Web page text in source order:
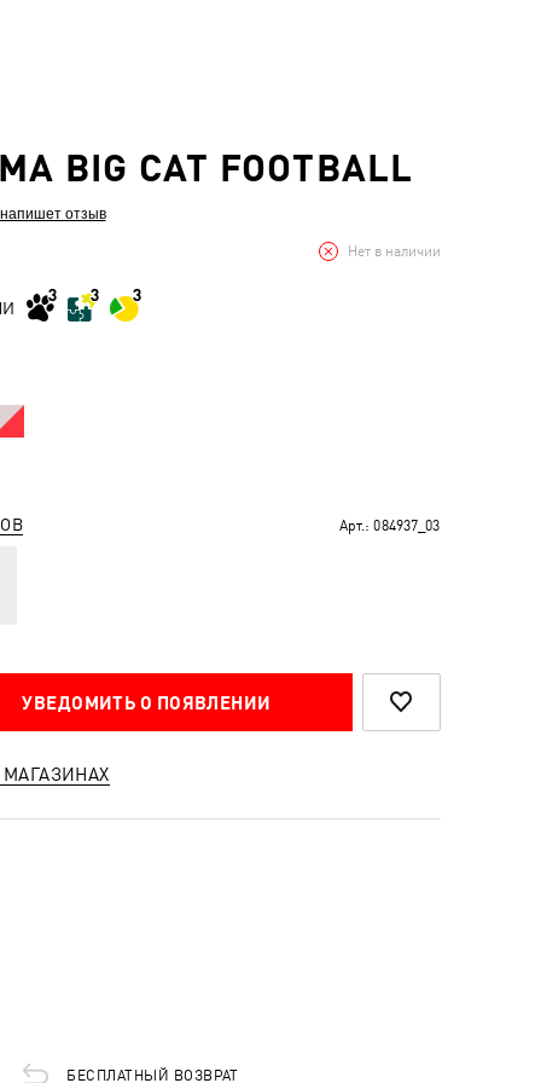
BIG CAT FOOTBALL
отзыв
Нет в наличии
Арт.: 084937_03
УВЕДОМИТЬ О ПОЯВЛЕНИИ
БЕСПЛАТНЫЙ ВОЗВРАТ